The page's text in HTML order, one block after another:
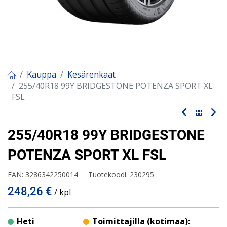
Kauppa
Kesärenkaat
255/40R18 99Y BRIDGESTONE POTENZA SPORT XL
FSL
255/40R18 99Y BRIDGESTONE
POTENZA SPORT XL FSL
EAN: 3286342250014 Tuotekoodi: 230295
248,26 € / kpl
Heti Toimittajilla (kotimaa):